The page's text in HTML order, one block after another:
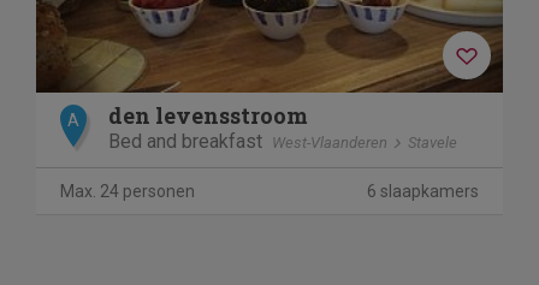
A den levensstroom
Bed and breakfast West-Vlaanderen Stavele
Max. 24 personen 6 slaapkamers